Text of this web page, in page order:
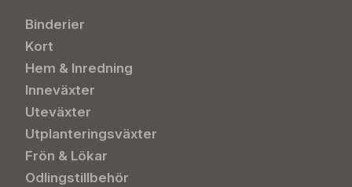
Binderier
Kort
Hem & Inredning
Inneväxter
Uteväxter
Utplanteringsväxter
Frön & Lökar
Odlingstillbehör